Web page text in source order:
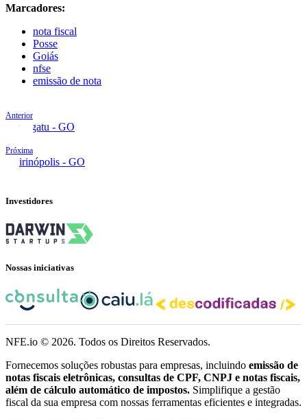
Marcadores:
nota fiscal
Posse
Goiás
nfse
emissão de nota
Anterior
Porangatu - GO
Próxima
Quirinópolis - GO
Investidores
Nossas iniciativas
NFE.io © 2026. Todos os Direitos Reservados.
Fornecemos soluções robustas para empresas, incluindo emissão de
notas fiscais eletrônicas, consultas de CPF, CNPJ e notas fiscais,
além de cálculo automático de impostos. Simplifique a gestão
fiscal da sua empresa com nossas ferramentas eficientes e integradas.